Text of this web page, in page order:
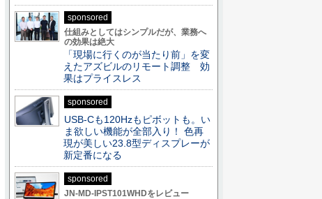
sponsored
仕組みとしてはシンプルだが、業務へ
の効果は絶大
「現場に行くのが当たり前」を変
えたアズビルのリモート調整 効
果はプライスレス
sponsored
USB-Cも120Hzもピボットも。い
ま欲しい機能が全部入り！ 色再
現が美しい23.8型ディスプレーが
新定番になる
sponsored
JN-MD-IPST101WHDをレビュー